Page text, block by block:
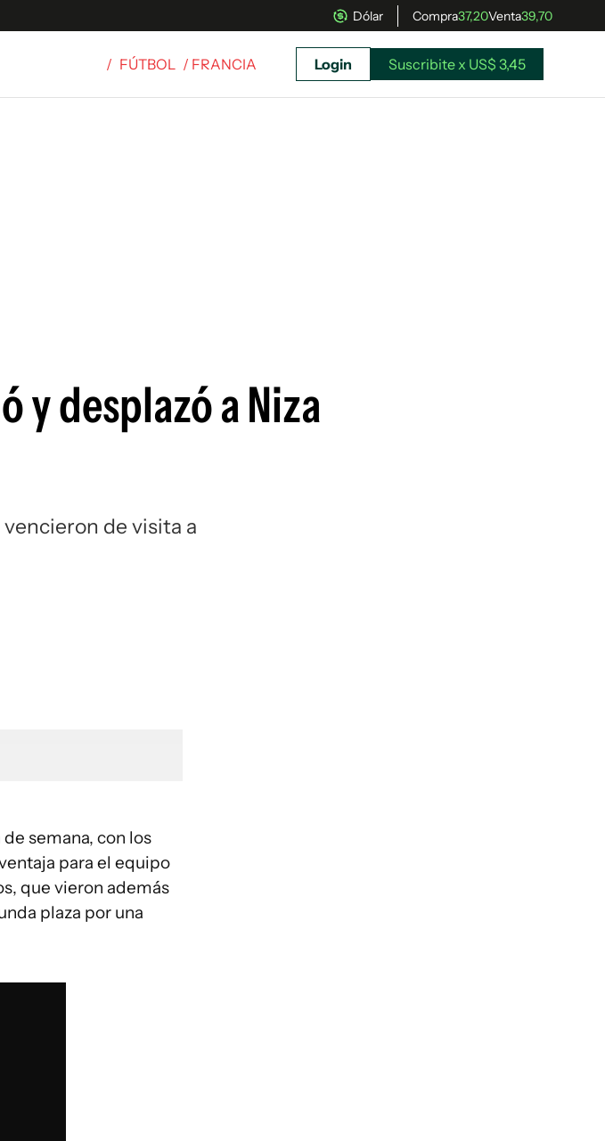
Dólar Compra37,20Venta39,70
/ FÚTBOL / FRANCIA Login Suscribite x US$ 3,45
y desplazó a Niza
de visita a
semana, con los
para el equipo
que vieron además
plaza por una